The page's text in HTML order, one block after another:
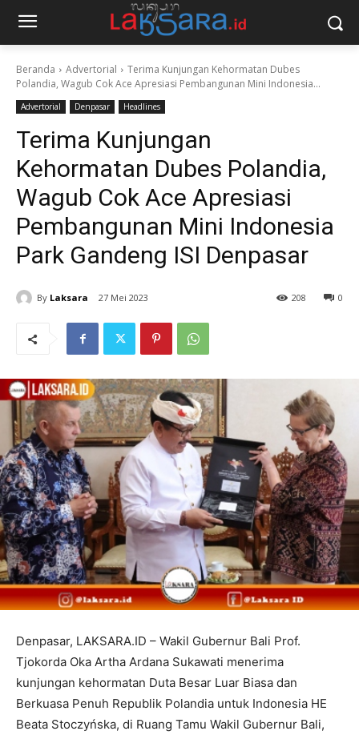
Beranda Advertorial
Terima Kunjungan Kehormatan Dubes
Polandia, Wagub Cok Ace Apresiasi Pembangunan Mini Indonesia...
Advertorial Denpasar Headlines
Terima Kunjungan
Kehormatan Dubes Polandia,
Wagub Cok Ace Apresiasi
Pembangunan Mini Indonesia
Park Gandeng ISI Denpasar
By Laksara 27 Mei 2023 0
208
Denpasar, LAKSARA.ID – Wakil Gubernur Bali Prof.
Tjokorda Oka Artha Ardana Sukawati menerima
kunjungan kehormatan Duta Besar Luar Biasa dan
Berkuasa Penuh Republik Polandia untuk Indonesia HE
Beata Stoczyńska, di Ruang Tamu Wakil Gubernur Bali,